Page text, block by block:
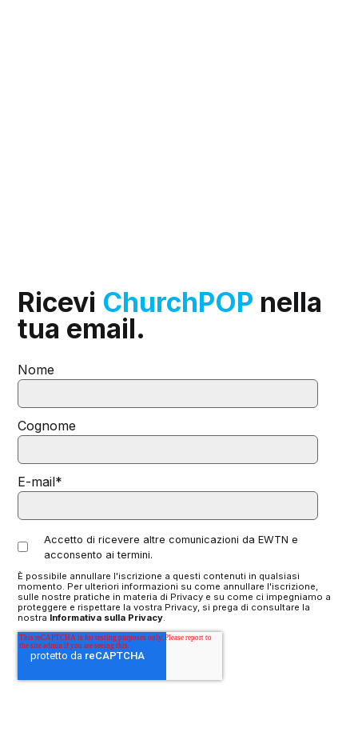
Ricevi ChurchPOP nella
tua email.
Nome
Cognome
E-mail*
Accetto di ricevere altre comunicazioni da EWTN e
acconsento ai termini.
È possibile annullare l'iscrizione a questi contenuti in qualsiasi
momento. Per ulteriori informazioni su come annullare l'iscrizione,
sulle nostre pratiche in materia di Privacy e su come ci impegniamo a
proteggere e rispettare la vostra Privacy, si prega di consultare la
nostra Informativa sulla Privacy.